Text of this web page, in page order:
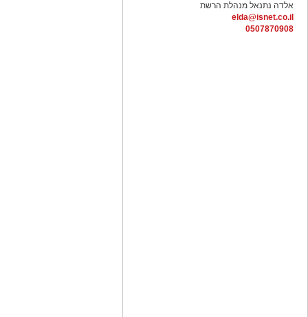
אלדה נתנאל מנהלת הרשת
elda@isnet.co.il
0507870908